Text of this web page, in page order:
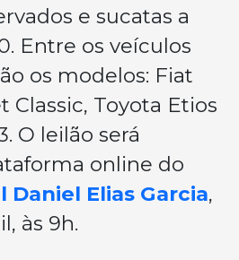
e sucatas a
Entre os veículos
os modelos: Fiat
Classic, Toyota Etios
O leilão será
online do
Daniel Elias Garcia,
às 9h.